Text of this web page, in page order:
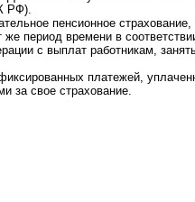
РФ).
пенсионное
период времени в
с выплат работникам,
платежей,
за свое страхование.